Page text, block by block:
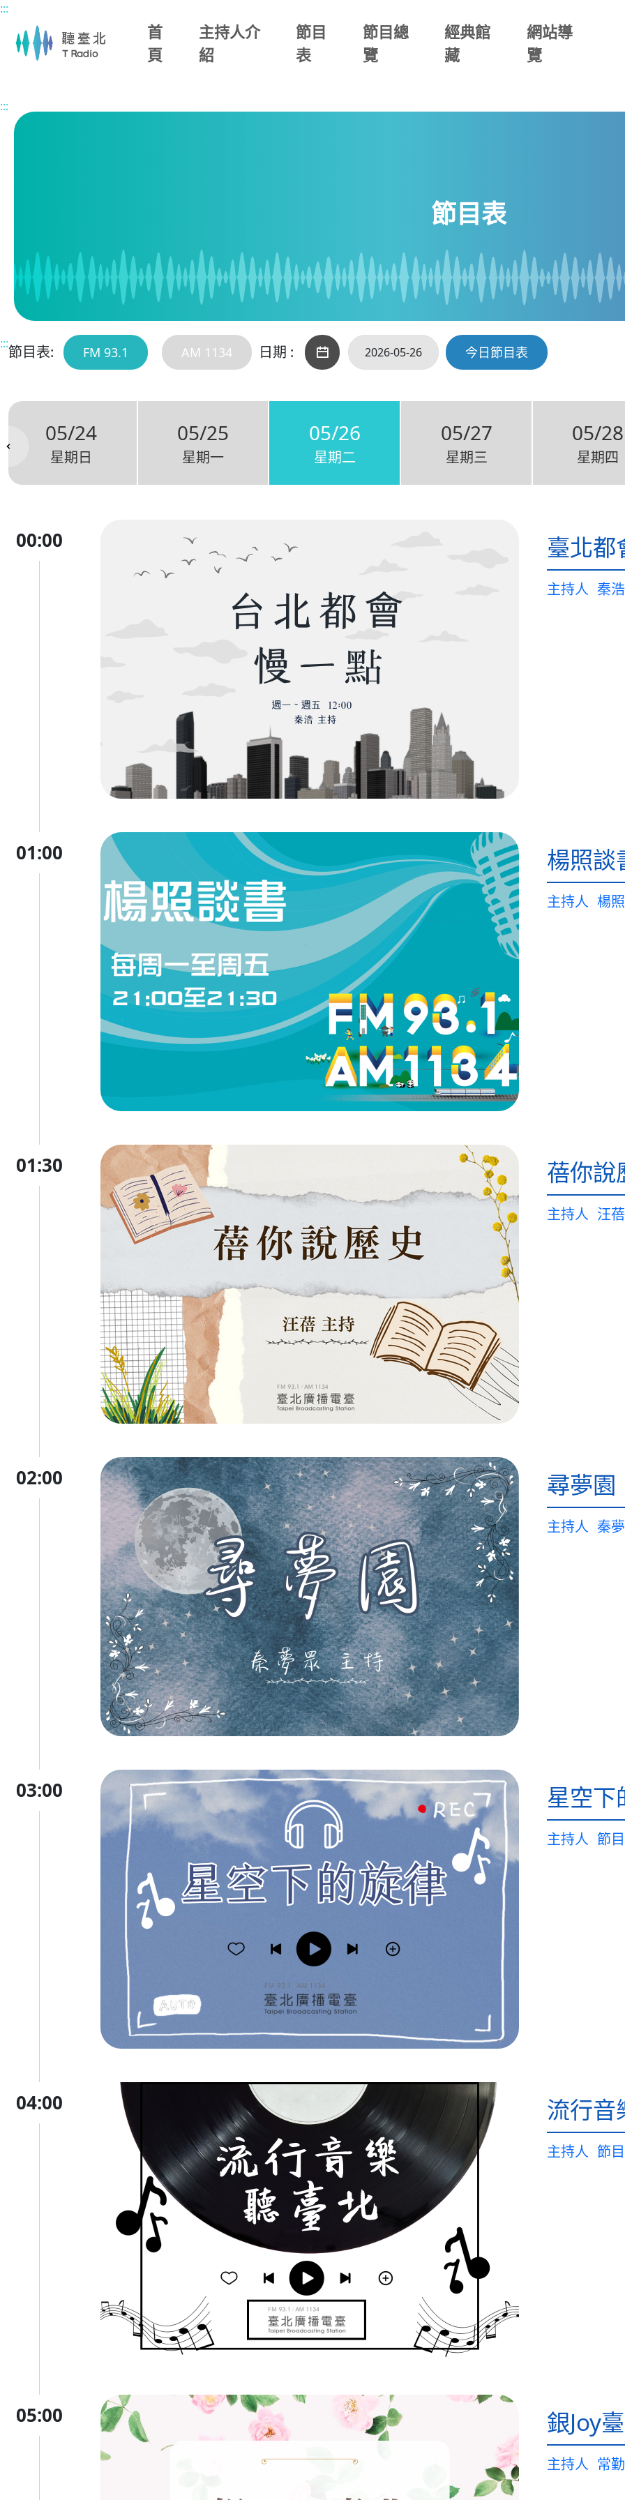
主要內容區塊
:::
首
頁
主持人介
紹
節目
表
節目總
覽
經典館
藏
網站導
覽
:::
節目表
:::節目表: FM 93.1 AM 1134 日期 : 今日節目表
05/24
星期日
05/25
星期一
05/26
星期二
05/27
星期三
05/28
星期四
00:00 臺北都
主持人 秦浩
01:00 楊照談
主持人 楊照
01:30 蓓你說
主持人 汪蓓
02:00 尋夢園
主持人 秦
03:00 星空下
主持人 節
04:00 流行音
主持人 節
05:00 銀Joy
主持人 常